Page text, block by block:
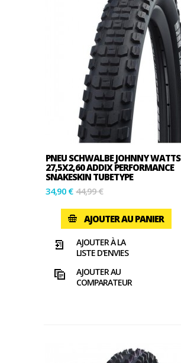
PNEU SCHWALBE JOHNNY WATTS
27,5X2,60 ADDIX PERFORMANCE
SNAKESKIN TUBETYPE
34,90 € 44,99 €
AJOUTER AU PANIER
AJOUTER À LA
LISTE D'ENVIES
AJOUTER AU
COMPARATEUR